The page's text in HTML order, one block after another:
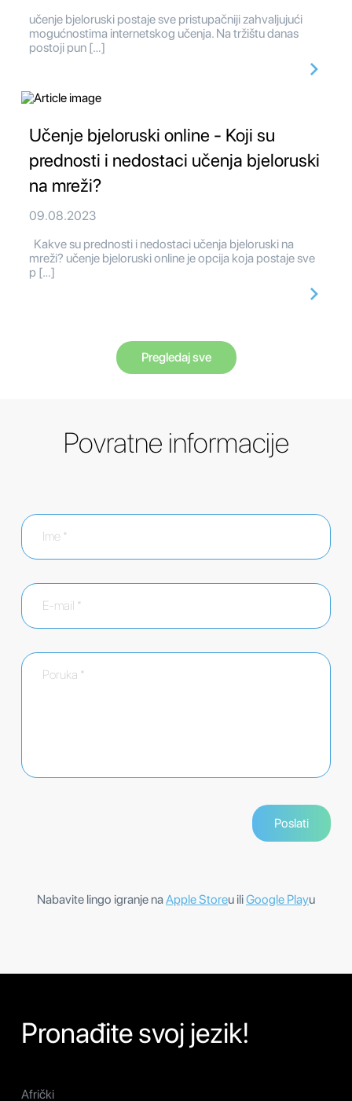
učenje bjeloruski postaje sve pristupačniji zahvaljujući
mogućnostima internetskog učenja. Na tržištu danas
postoji pun […]
Učenje bjeloruski online - Koji su
prednosti i nedostaci učenja bjeloruski
na mreži?
09.08.2023
Kakve su prednosti i nedostaci učenja bjeloruski na
mreži? učenje bjeloruski online je opcija koja postaje sve
p […]
Pregledaj sve
Povratne informacije
Nabavite lingo igranje naApple Storeu iliGoogle Playu
Pronađite svoj jezik!
Afrički